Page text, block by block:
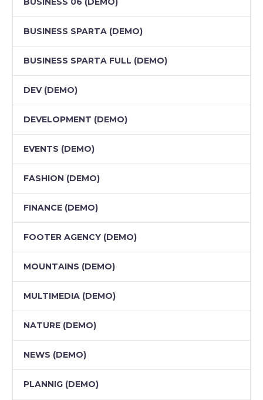
BUSINESS SPARTA (DEMO)
BUSINESS SPARTA FULL (DEMO)
DEV (DEMO)
DEVELOPMENT (DEMO)
EVENTS (DEMO)
FASHION (DEMO)
FINANCE (DEMO)
FOOTER AGENCY (DEMO)
MOUNTAINS (DEMO)
MULTIMEDIA (DEMO)
NATURE (DEMO)
NEWS (DEMO)
PLANNIG (DEMO)